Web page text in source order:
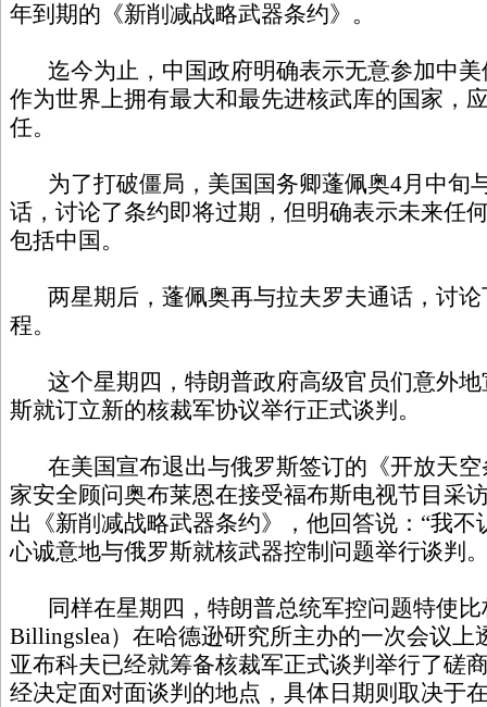
年到期的《新削减战略武器条约》。
迄今为止，中国政府明确表示无意参加中美
作为世界上拥有最大和最先进核武库的国家，
任。
为了打破僵局，美国国务卿蓬佩奥4月中旬
话，讨论了条约即将过期，但明确表示未来任
包括中国。
两星期后，蓬佩奥再与拉夫罗夫通话，讨论
程。
这个星期四，特朗普政府高级官员们意外地
斯就订立新的核裁军协议举行正式谈判。
在美国宣布退出与俄罗斯签订的《开放天空
家安全顾问奥布莱恩在接受福布斯电视节目采
出《新削减战略武器条约》，他回答说：“我
心诚意地与俄罗斯就核武器控制问题举行谈判
同样在星期四，特朗普总统军控问题特使比
Billingslea）在哈德逊研究所主办的一次会议
亚布科夫已经就筹备核裁军正式谈判举行了磋
经决定面对面谈判的地点，具体日期则取决于